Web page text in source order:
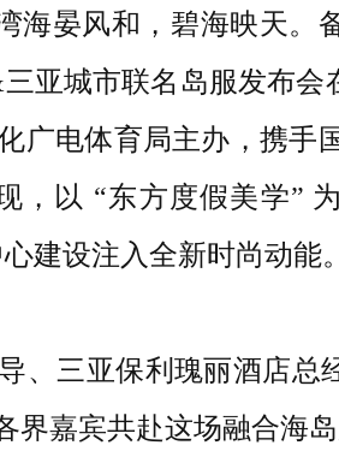
海晏风和，碧海映天
亚城市联名岛服发布
广电体育局主办，携手
，以 “东方度假美学”
建设注入全新时尚动能。
、三亚保利瑰丽酒店总
嘉宾共赴这场融合海